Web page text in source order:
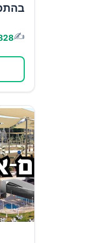
✍️